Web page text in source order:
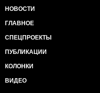
НОВОСТИ
ГЛАВНОЕ
СПЕЦПРОЕКТЫ
ПУБЛИКАЦИИ
КОЛОНКИ
ВИДЕО